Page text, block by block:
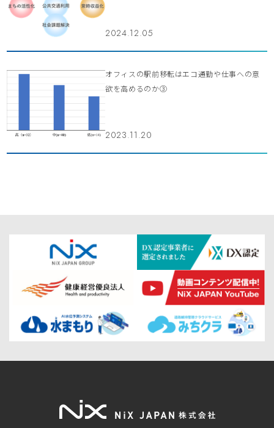
2024.12.05
オフィスの駅前移転はエコ通勤や仕事への意
欲を高めるのか③
2023.11.20